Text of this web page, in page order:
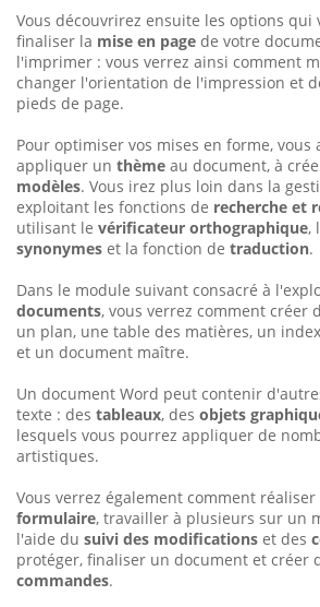
Vous découvrirez ensuite les options
finaliser la mise en page de votre
l'imprimer : vous verrez ainsi comment
changer l'orientation de l'impression et
pieds de page.
Pour optimiser vos mises en forme, vous
appliquer un thème au document, à
modèles. Vous irez plus loin dans la
exploitant les fonctions de recherche et
utilisant le vérificateur orthographique,
synonymes et la fonction de traduction.
Dans le module suivant consacré à
documents, vous verrez comment créer
un plan, une table des matières, un
et un document maître.
Un document Word peut contenir
texte : des tableaux, des objets
lesquels vous pourrez appliquer de
artistiques.
Vous verrez également comment réaliser
formulaire, travailler à plusieurs sur un
l'aide du suivi des modifications et des
protéger, finaliser un document et créer
commandes.